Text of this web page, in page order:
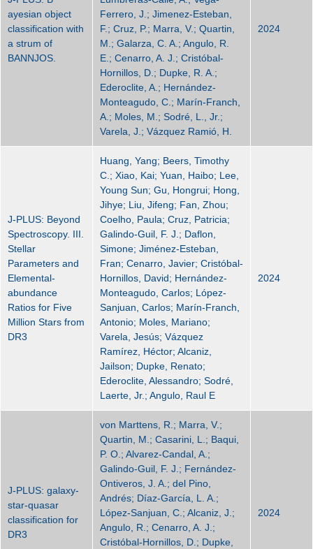
ayesian object
classification with
a strum of
BANNJOS.
Ferrero, J.; Jimenez-Esteban,
F.; Cruz, P.; Marra, V.; Quartin,
M.; Galarza, C. A.; Angulo, R.
E.; Cenarro, A. J.; Cristóbal-
Hornillos, D.; Dupke, R. A.;
Ederoclite, A.; Hernández-
Monteagudo, C.; Marín-Franch,
A.; Moles, M.; Sodré, L., Jr.;
Varela, J.; Vázquez Ramió, H.
2024
J-PLUS: Beyond
Spectroscopy. III.
Stellar
Parameters and
Elemental-
abundance
Ratios for Five
Million Stars from
DR3
Huang, Yang; Beers, Timothy
C.; Xiao, Kai; Yuan, Haibo; Lee,
Young Sun; Gu, Hongrui; Hong,
Jihye; Liu, Jifeng; Fan, Zhou;
Coelho, Paula; Cruz, Patricia;
Galindo-Guil, F. J.; Daflon,
Simone; Jiménez-Esteban,
Fran; Cenarro, Javier; Cristóbal-
Hornillos, David; Hernández-
Monteagudo, Carlos; López-
Sanjuan, Carlos; Marín-Franch,
Antonio; Moles, Mariano;
Varela, Jesús; Vázquez
Ramírez, Héctor; Alcaniz,
Jailson; Dupke, Renato;
Ederoclite, Alessandro; Sodré,
Laerte, Jr.; Angulo, Raul E
2024
J-PLUS: galaxy-
star-quasar
classification for
DR3
von Marttens, R.; Marra, V.;
Quartin, M.; Casarini, L.; Baqui,
P. O.; Alvarez-Candal, A.;
Galindo-Guil, F. J.; Fernández-
Ontiveros, J. A.; del Pino,
Andrés; Díaz-García, L. A.;
López-Sanjuan, C.; Alcaniz, J.;
Angulo, R.; Cenarro, A. J.;
Cristóbal-Hornillos, D.; Dupke,
2024